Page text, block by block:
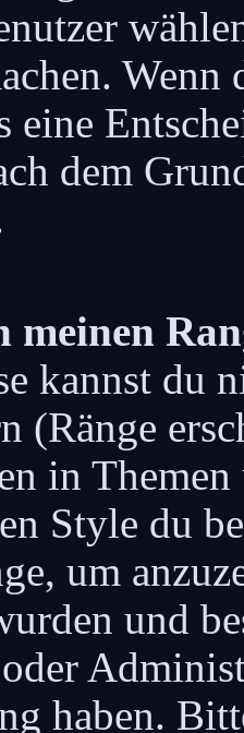
Wenn
eine
dem
meinen
kannst du
(Ränge
in
Style du
um
und
haben.